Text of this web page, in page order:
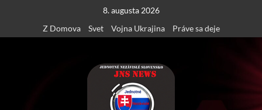
content
8. augusta 2026
Z Domova
Svet Vojna Ukrajina Práve sa deje